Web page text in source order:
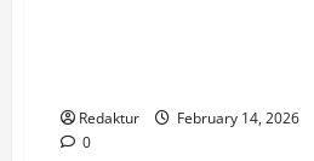
Redaktur
February 14, 2026
0